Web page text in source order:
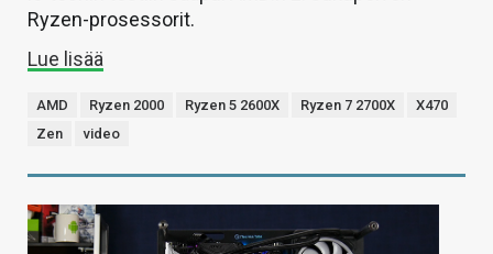
Ryzen-prosessorit.
Lue lisää
AMD Ryzen 2000 Ryzen 5 2600X Ryzen 7 2700X
X470
Zen
video